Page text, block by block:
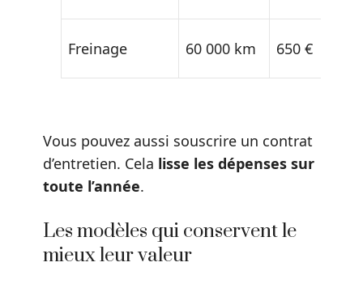
Freinage 60 000 km 650 €
Vous pouvez aussi souscrire un contrat
d’entretien. Cela lisse les dépenses sur
toute l’année.
Les modèles qui conservent le
mieux leur valeur